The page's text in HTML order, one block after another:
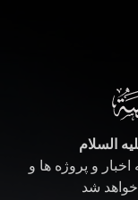
السلام
و پروژه ها و
شد